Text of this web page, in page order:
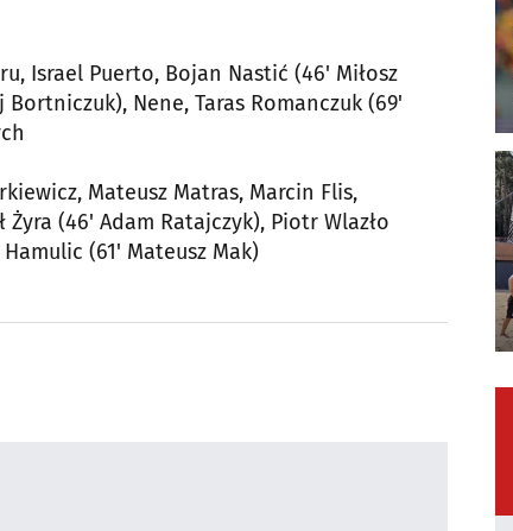
Israel Puerto, Bojan Nastić (46' Miłosz
Nene, Taras Romanczuk (69'
Mateusz Matras, Marcin Flis,
(46' Adam Ratajczyk), Piotr Wlazło
(61' Mateusz Mak)